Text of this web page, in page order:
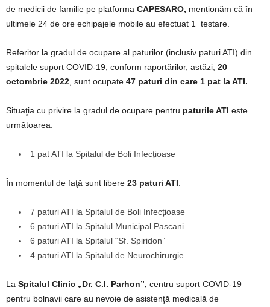
de medicii de familie pe platforma CAPESARO, menționăm că în
ultimele 24 de ore echipajele mobile au efectuat 1 testare.
Referitor la gradul de ocupare al paturilor (inclusiv paturi ATI) din
spitalele suport COVID-19, conform raportărilor, astăzi, 20
octombrie 2022 , sunt ocupate 47 paturi din care 1 pat la ATI.
Situaţia cu privire la gradul de ocupare pentru paturile ATI este
următoarea:
1 pat ATI la Spitalul de Boli Infecțioase
În momentul de faţă sunt libere 23 paturi ATI:
7 paturi ATI la Spitalul de Boli Infecțioase
6 paturi ATI la Spitalul Municipal Pascani
6 paturi ATI la Spitalul “Sf. Spiridon”
4 paturi ATI la Spitalul de Neurochirurgie
La Spitalul Clinic „Dr. C.I. Parhon”, centru suport COVID-19
pentru bolnavii care au nevoie de asistenţă medicală de